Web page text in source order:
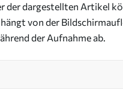
der dargestellten Artikel
von der
der Aufnahme ab.